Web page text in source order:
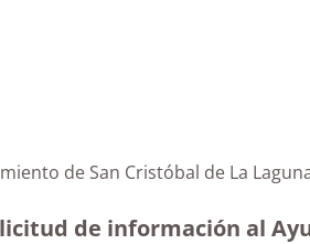
de San Cristóbal de La
de información al